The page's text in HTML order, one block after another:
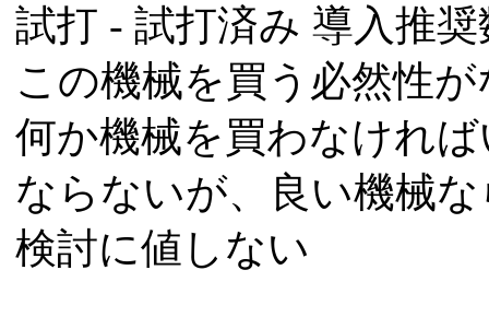
試打 - 試打済み 導入推
この機械を買う必然性が
何か機械を買わなけれ
ならないが、良い機械
検討に値しない